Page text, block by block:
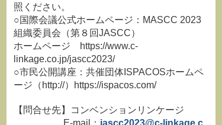
照ください。
○国際会議公式ホームページ：MASCC 2023
組織委員会（第８回JASCC）
ホームページ https://www.c-
linkage.co.jp/jascc2023/
○市民公開講座：共催団体ISPACOSホームペ
ージ（http://）https://ispacos.com/
【問合せ先】コンベンションリンケージ
E-mail： jascc2023@c-linkage.c